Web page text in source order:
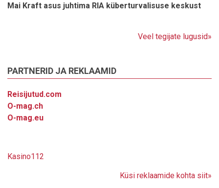
Mai Kraft asus juhtima RIA küberturvalisuse keskust
Veel tegijate lugusid»
PARTNERID JA REKLAAMID
Reisijutud.com
O-mag.ch
O-mag.eu
Kasino112
Küsi reklaamide kohta siit»